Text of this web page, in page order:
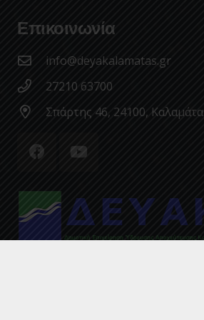
Επικοινωνία
info@deyakalamatas.gr
27210 63700
Σπάρτης 46, 24100, Καλαμάτα